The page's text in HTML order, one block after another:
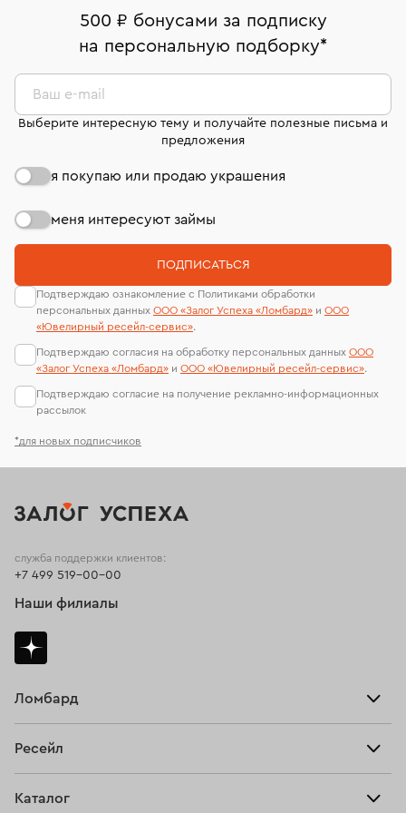
комиссионных украшений и часов смотрите на
странице«Возврат украшений»
филиала - 1 день, не считая день бронирования.
номер (УИН)
На особо ценные изделия получены
сертификаты МГУ и других геммологических
лабораторий
500 ₽ бонусами за подписку
на персональную подборку*
*для новых подписчиков
Ваш e-mail
Выберите интересную тему и получайте полезные письма и
предложения
я покупаю или продаю украшения
меня интересуют займы
ПОДПИСАТЬСЯ
Подтверждаю ознакомление с Политиками обработки
персональных данных ООО «Залог Успеха «Ломбард» и ООО
«Ювелирный ресейл-сервиc».
Подтверждаю согласия на обработку персональных данных ООО
«Залог Успеха «Ломбард» и ООО «Ювелирный ресейл-сервиc».
Подтверждаю согласие на получение рекламно-информационных
рассылок
Ломбард
Тарифы
Ресейл
Каталог
служба поддержки клиентов:
+7 499 519-00-00
Наши филиалы